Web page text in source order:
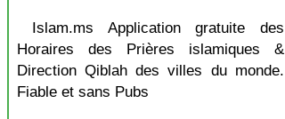
Islam.ms Application gratuite des
Horaires des Prières islamiques &
Direction Qiblah des villes du monde.
Fiable et sans Pubs